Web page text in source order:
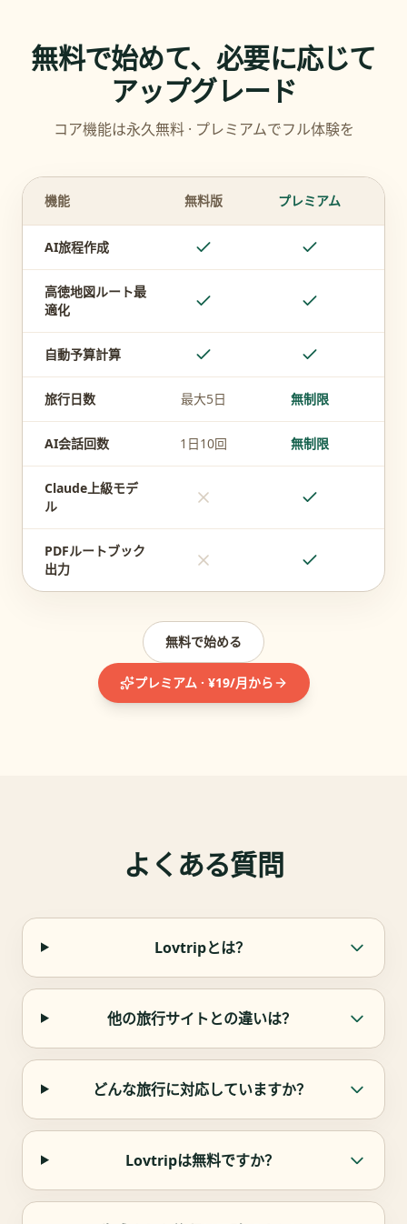
無料で始めて、必要に応じて
アップグレード
コア機能は永久無料 · プレミアムでフル体験を
機能 無料版 プレミアム
AI旅程作成
高徳地図ルート最
適化
自動予算計算
旅行日数 最大5日 無制限
AI会話回数 1日10回 無制限
Claude上級モデ
ル
PDFルートブック
出力
無料で始める
プレミアム · ¥19/月から
よくある質問
Lovtripとは？
他の旅行サイトとの違いは？
どんな旅行に対応していますか？
Lovtripは無料ですか？